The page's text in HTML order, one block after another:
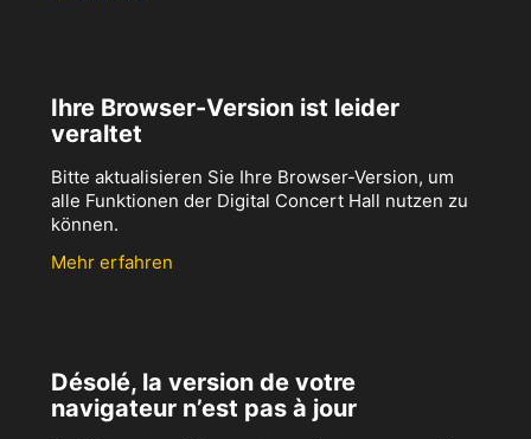
Ihre Browser-Version ist leider
veraltet
Bitte aktualisieren Sie Ihre Browser-Version, um
alle Funktionen der Digital Concert Hall nutzen zu
können.
Mehr erfahren
Désolé, la version de votre
navigateur n’est pas à jour